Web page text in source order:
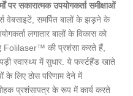
पर सकारात्मक उपयोगकर्ता समीक्षाओं
वेबसाइटें, समर्पित बालों के झड़ने के
लगातार बालों के विकास को
Folilaser™ की प्रशंसा करते हैं,
स्वास्थ्य में सुधार. ये फर्स्टहैंड खाते
लिए ठोस परिणाम देने में
प्रशंसापत्र के रूप में कार्य करते